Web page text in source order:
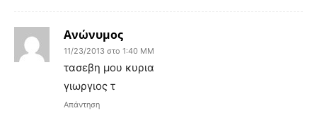
Ανώνυμος
11/23/2013 στο 1:40 ΜΜ
τασεβη μου κυρια
γιωργιος τ
Απάντηση